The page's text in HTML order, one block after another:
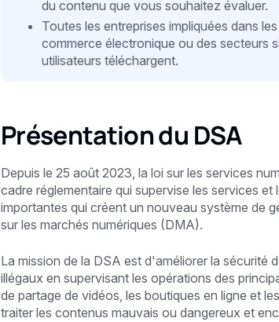
du contenu que vous souhaitez évaluer.
Toutes les entreprises impliquées dans
commerce électronique ou des secteurs
utilisateurs téléchargent.
Présentation du DSA
Depuis le 25 août 2023, la loi sur les services
cadre réglementaire qui supervise les services
importantes qui créent un nouveau système de
sur les marchés numériques (DMA).
La mission de la DSA est d'améliorer la sécurité
illégaux en supervisant les opérations des
de partage de vidéos, les boutiques en ligne et
traiter les contenus mauvais ou dangereux et